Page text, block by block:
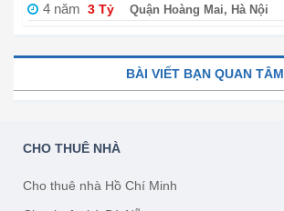
4 năm 3 Tỷ Quận Hoàng Mai, Hà Nội
BÀI VIẾT BẠN QUAN TÂM
CHO THUÊ NHÀ
Cho thuê nhà Hồ Chí Minh